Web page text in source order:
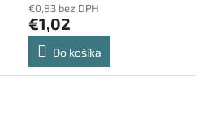
€0,83 bez DPH
€1,02
Do košíka